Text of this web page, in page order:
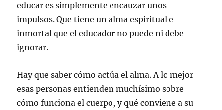
educar es simplemente encauzar unos
impulsos. Que tiene un alma espiritual e
inmortal que el educador no puede ni debe
ignorar.
Hay que saber cómo actúa el alma. A lo mejor
esas personas entienden muchísimo sobre
cómo funciona el cuerpo, y qué conviene a su